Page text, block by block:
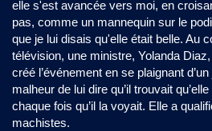
elle s'est avancée vers moi, en
pas, comme un mannequin sur le
que je lui disais qu'elle était belle. Au
télévision, une ministre, Yolanda
créé l’événement en se plaignant
malheur de lui dire qu’il trouvait
chaque fois qu’il la voyait. Elle a
machistes.